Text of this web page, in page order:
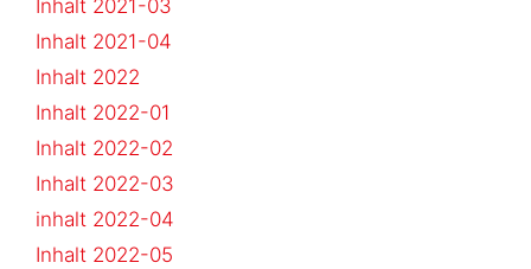
Inhalt 2021-03
Inhalt 2021-04
Inhalt 2022
Inhalt 2022-01
Inhalt 2022-02
Inhalt 2022-03
inhalt 2022-04
Inhalt 2022-05